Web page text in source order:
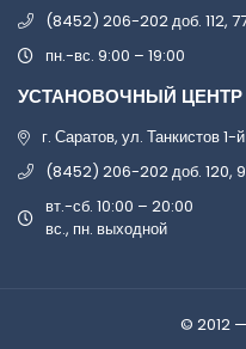
(8452) 206-202 доб. 112,
пн.-вс. 9:00 – 19:00
УСТАНОВОЧНЫЙ ЦЕНТР
г. Саратов, ул. Танкистов 1-
(8452) 206-202 доб. 120,
вт.-сб. 10:00 – 20:00
вс., пн. выходной
© 2012